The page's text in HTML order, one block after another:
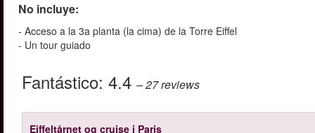
No incluye:
- Acceso a la 3a planta (la cima) de la Torre Eiffel
- Un tour guiado
Fantástico: 4.4 – 27reviews
Eiffeltårnet og cruise i Paris